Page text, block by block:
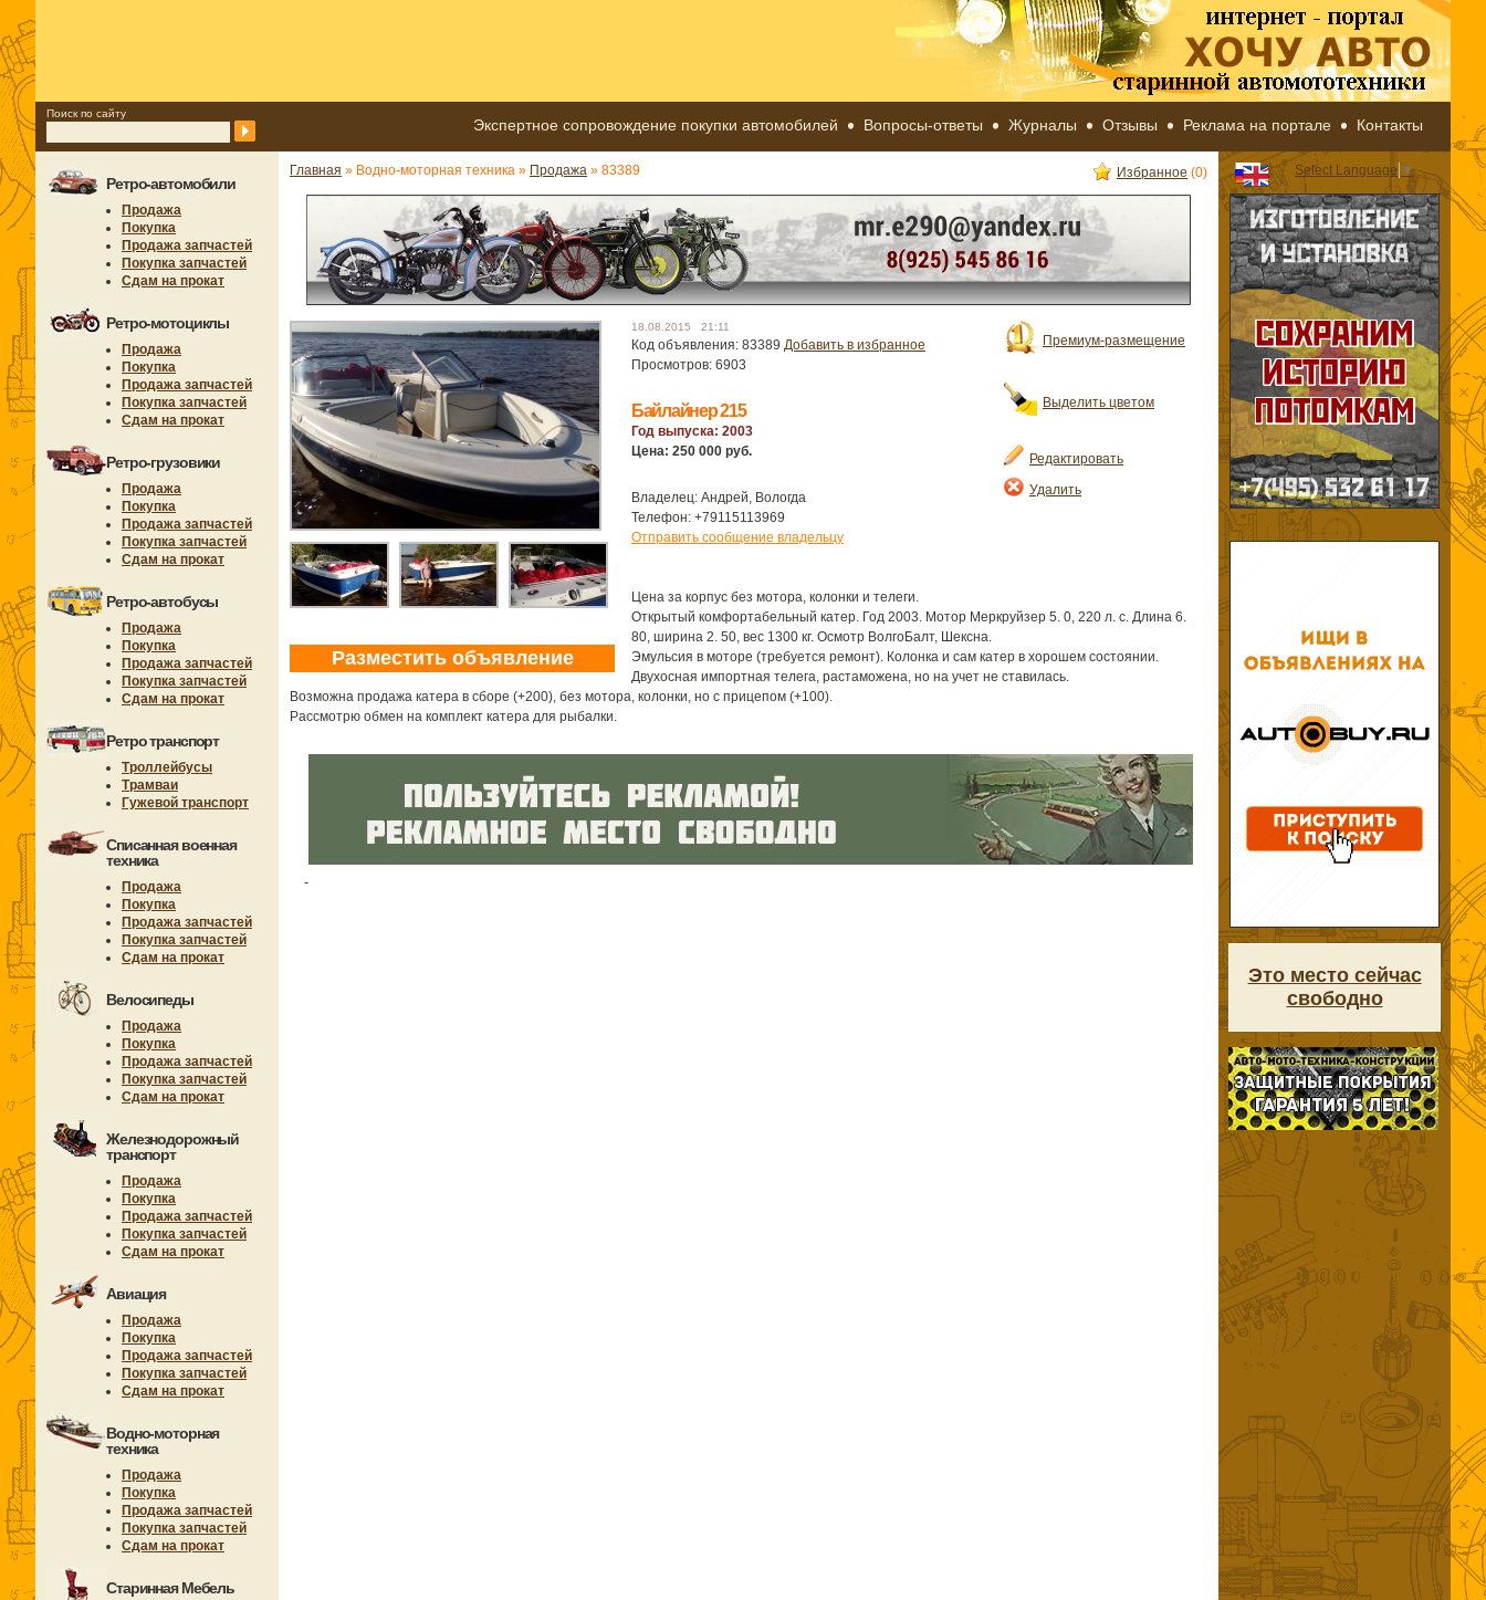
Поиск по сайту
Экспертное сопровождение покупки автомобилей Вопросы-ответы Журналы Отзывы Реклама на портале Контакты
Ретро-автомобили
Продажа
Покупка
Продажа запчастей
Покупка запчастей
Сдам на прокат
Ретро-мотоциклы
Продажа
Покупка
Продажа запчастей
Покупка запчастей
Сдам на прокат
Ретро-грузовики
Продажа
Покупка
Продажа запчастей
Покупка запчастей
Сдам на прокат
Ретро-автобусы
Продажа
Покупка
Продажа запчастей
Покупка запчастей
Сдам на прокат
Ретро транспорт
Троллейбусы
Трамваи
Гужевой транспорт
Списанная военная
техника
Продажа
Покупка
Продажа запчастей
Покупка запчастей
Сдам на прокат
Велосипеды
Продажа
Покупка
Продажа запчастей
Покупка запчастей
Сдам на прокат
Железнодорожный
транспорт
Продажа
Покупка
Продажа запчастей
Покупка запчастей
Сдам на прокат
Авиация
Продажа
Покупка
Продажа запчастей
Покупка запчастей
Сдам на прокат
Водно-моторная
техника
Продажа
Покупка
Продажа запчастей
Покупка запчастей
Сдам на прокат
Старинная Мебель
Главная » Водно-моторная техника » Продажа » 83389 Избранное (0)
Разместить объявление
Премиум-размещение
Выделить цветом
Редактировать
Удалить
18.08.2015 21:11
Код объявления: 83389 Добавить в избранное
Просмотров: 6903
Байлайнер 215
Год выпуска: 2003
Цена: 250 000 руб.
Владелец: Андрей, Вологда
Телефон: +79115113969
Отправить сообщение владельцу
Цена за корпус без мотора, колонки и телеги.
Открытый комфортабельный катер. Год 2003. Мотор Меркруйзер 5. 0, 220 л. с. Длина 6.
80, ширина 2. 50, вес 1300 кг. Осмотр ВолгоБалт, Шексна.
Эмульсия в моторе (требуется ремонт). Колонка и сам катер в хорошем состоянии.
Двухосная импортная телега, растаможена, но на учет не ставилась.
Возможна продажа катера в сборе (+200), без мотора, колонки, но с прицепом (+100).
Рассмотрю обмен на комплект катера для рыбалки.
Select Language ▼
Это место сейчас
свободно